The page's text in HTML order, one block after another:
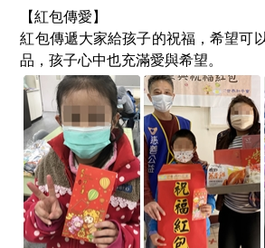
【紅包傳愛】
紅包傳遞大家給孩子的祝福，希望可
品，孩子心中也充滿愛與希望。